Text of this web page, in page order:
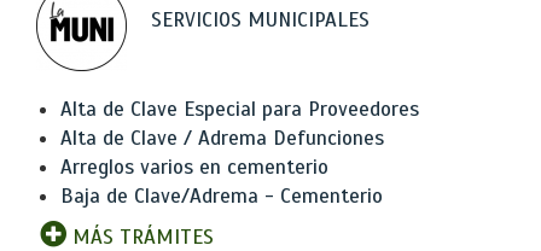
SERVICIOS MUNICIPALES
Alta de Clave Especial para Proveedores
Alta de Clave / Adrema Defunciones
Arreglos varios en cementerio
Baja de Clave/Adrema - Cementerio
MÁS TRÁMITES